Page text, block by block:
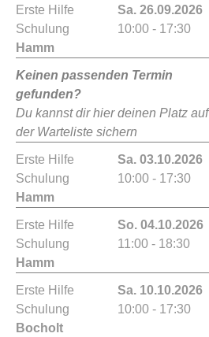
Erste Hilfe
Schulung
Hamm
Sa. 26.09.2026
10:00 - 17:30
Keinen passenden Termin
gefunden?
Du kannst dir hier deinen Platz auf
der Warteliste sichern
Erste Hilfe
Schulung
Hamm
Sa. 03.10.2026
10:00 - 17:30
Erste Hilfe
Schulung
Hamm
So. 04.10.2026
11:00 - 18:30
Erste Hilfe
Schulung
Bocholt
Sa. 10.10.2026
10:00 - 17:30